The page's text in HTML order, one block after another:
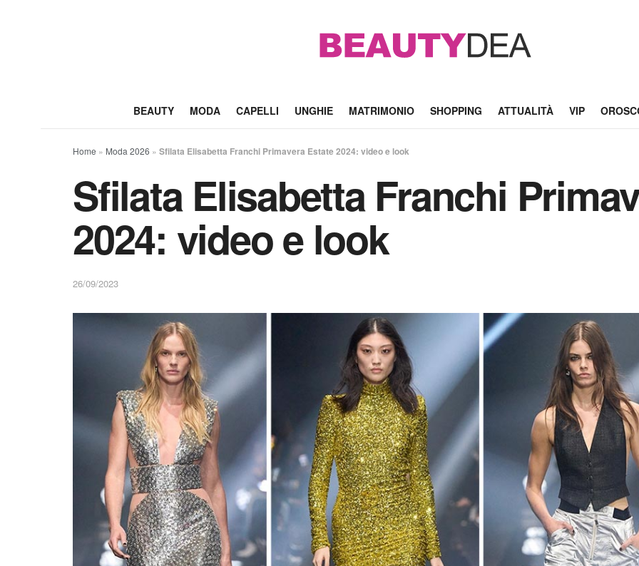
BEAUTY MODA CAPELLI UNGHIE MATRIMONIO SHOPPING ATTUALITÀ VIP
Home » Moda 2026 » Sfilata Elisabetta Franchi Primavera Estate 2024: video e look
Sfilata Elisabetta Franchi
2024: video e look
26/09/2023